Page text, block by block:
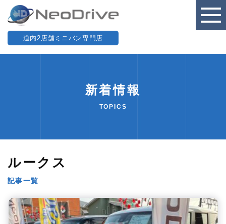
道内2店舗ミニバン専門店
新着情報
TOPICS
ルークス
記事一覧